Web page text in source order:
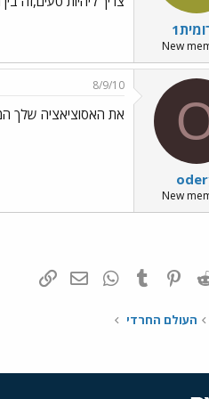
New
New
8/9/10
את האסוציאציה שלך
Reddit
Pinterest
Tumblr
WhatsAppדואר אלקטרוני
העולם החרדי